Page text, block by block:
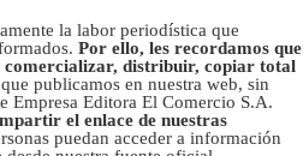
la labor periodística que
Por ello, les recordamos que
distribuir, copiar total
que publicamos en nuestra web, sin
Empresa Editora El Comercio S.A.
el enlace de nuestras
puedan acceder a información